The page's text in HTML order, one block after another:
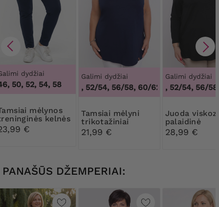
dydžiai
50, 52, 54, 58
kelnės
kišenėmis
€
Galimi dydžiai
48/50, 52/54, 56/58, 60/62, 48/50, 52/54,
Tamsiai mėlyni
trikotažiniai
marškinėliai
21,99 €
Galimi dydžiai
48/50, 52/54, 56/58,
Juoda viskozės
palaidinė
28,99 €
PANAŠŪS DŽEMPERIAI: